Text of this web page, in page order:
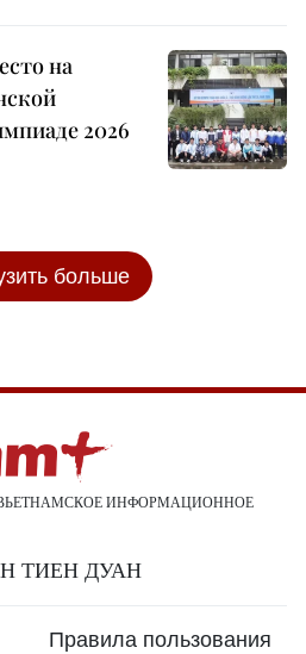
на
2026
больше
ИНФОРМАЦИОННОЕ
ТИЕН ДУАН
Правила пользования